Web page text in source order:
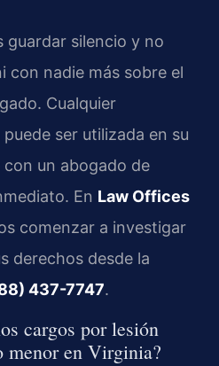
guardar silencio y no
con nadie más sobre el
Cualquier
ser utilizada en su
un abogado de
En Law Offices
comenzar a investigar
derechos desde la
437-7747.
cargos por lesión
menor en Virginia?